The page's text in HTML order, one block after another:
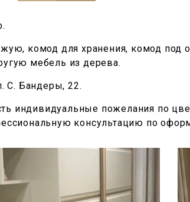
комод для хранения, комод под
мебель из дерева.
С. Бандеры, 22.
индивидуальные пожелания по
консультацию по